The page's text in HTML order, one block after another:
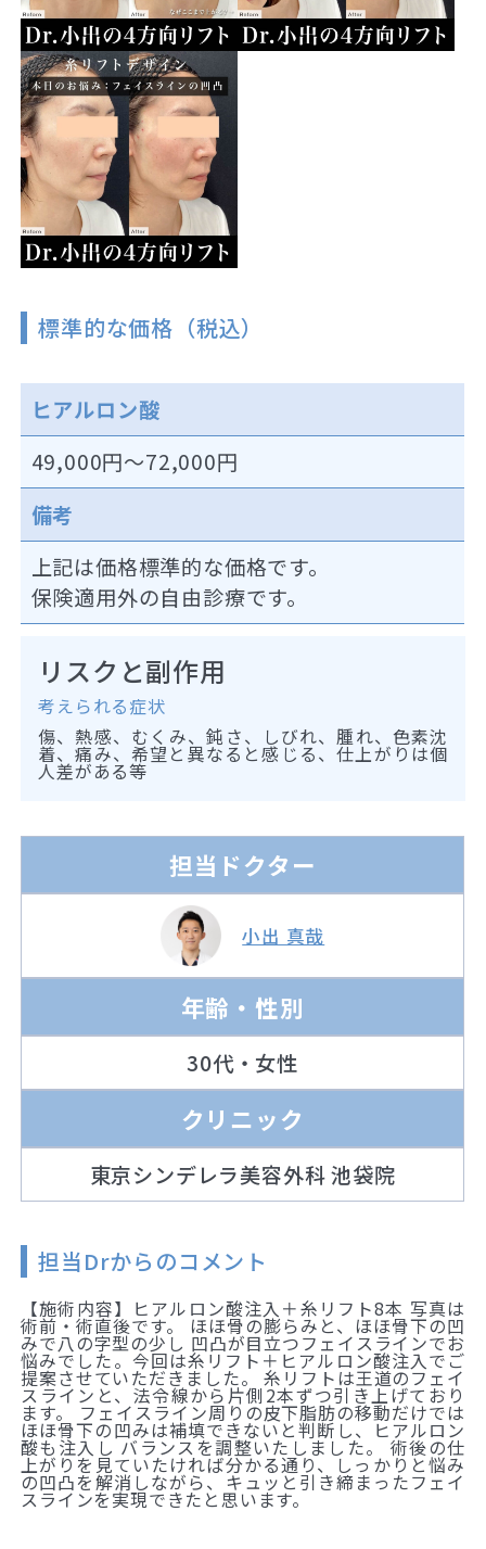
標準的な価格（税込）
ヒアルロン酸
49,000円～72,000円
備考
上記は価格標準的な価格です。
保険適用外の自由診療です。
リスクと副作用
考えられる症状
傷、熱感、むくみ、鈍さ、しびれ、腫れ、色素沈
着、痛み、希望と異なると感じる、仕上がりは個
人差がある等
担当ドクター
小出 真哉
年齢・性別
30代・女性
クリニック
東京シンデレラ美容外科 池袋院
担当Drからのコメント
【施術内容】ヒアルロン酸注入＋糸リフト8本 写真は
術前・術直後です。 ほほ骨の膨らみと、ほほ骨下の凹
みで八の字型の少し 凹凸が目立つフェイスラインでお
悩みでした。今回は糸リフト＋ヒアルロン酸注入でご
提案させていただきました。 糸リフトは王道のフェイ
スラインと、法令線から片側2本ずつ引き上げており
ます。 フェイスライン周りの皮下脂肪の移動だけでは
ほほ骨下の凹みは補填できないと判断し、ヒアルロン
酸も注入し バランスを調整いたしました。 術後の仕
上がりを見ていたければ分かる通り、しっかりと悩み
の凹凸を解消しながら、キュッと引き締まったフェイ
スラインを実現できたと思います。